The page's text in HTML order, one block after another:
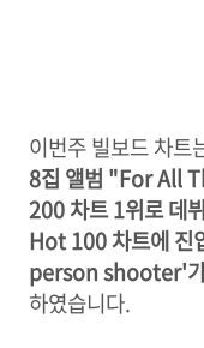
빌보드
차트에 진
이번주 빌보드 차
8집 앨범 "For All
200 차트 1위로 데뷔
Hot 100 차트에 진
person shooter'가
하였습니다.